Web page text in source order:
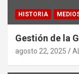
HISTORIA
Gestión de la
agosto 22, 2025